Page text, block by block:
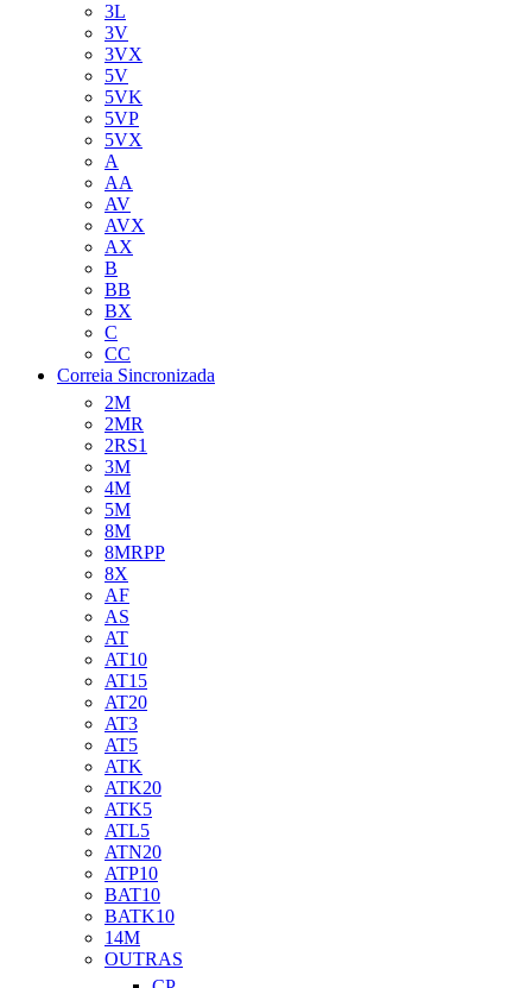
3L
3V
3VX
5V
5VK
5VP
5VX
A
AA
AV
AVX
AX
B
BB
BX
C
CC
Correia Sincronizada
2M
2MR
2RS1
3M
4M
5M
8M
8MRPP
8X
AF
AS
AT
AT10
AT15
AT20
AT3
AT5
ATK
ATK20
ATK5
ATL5
ATN20
ATP10
BAT10
BATK10
14M
OUTRAS